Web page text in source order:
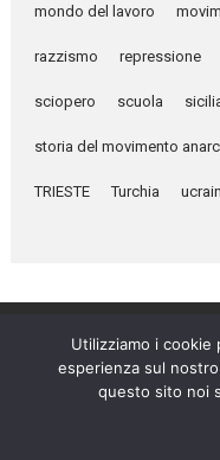
mondo del lavoro
razzismo repressione
sciopero scuola
storia del movimento
TRIESTE Turchia
Settimanale anarchico
Utilizziamo i cookie
esperienza sul
questo sito noi